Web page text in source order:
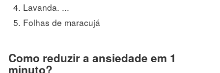
Lavanda. ...
Folhas de maracujá
Como reduzir a ansiedade em 1
minuto?